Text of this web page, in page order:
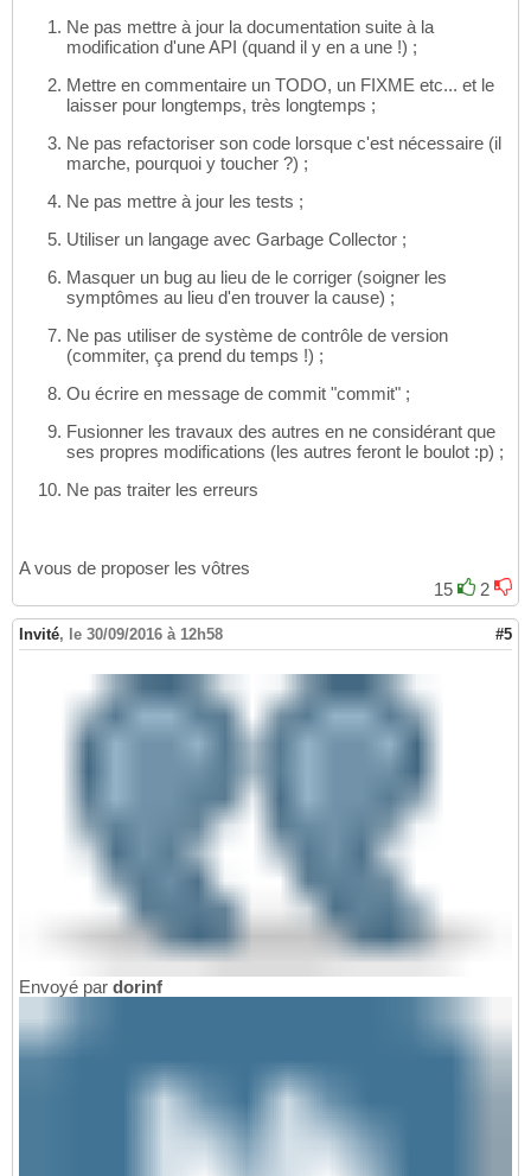
Ne pas mettre à jour la documentation suite à la
modification d'une API (quand il y en a une !) ;
Mettre en commentaire un TODO, un FIXME etc... et le
laisser pour longtemps, très longtemps ;
Ne pas refactoriser son code lorsque c'est nécessaire (il
marche, pourquoi y toucher ?) ;
Ne pas mettre à jour les tests ;
Utiliser un langage avec Garbage Collector ;
Masquer un bug au lieu de le corriger (soigner les
symptômes au lieu d'en trouver la cause) ;
Ne pas utiliser de système de contrôle de version
(commiter, ça prend du temps !) ;
Ou écrire en message de commit "commit" ;
Fusionner les travaux des autres en ne considérant que
ses propres modifications (les autres feront le boulot :p) ;
Ne pas traiter les erreurs
A vous de proposer les vôtres
15
2
Invité, le 30/09/2016 à 12h58 #5
Envoyé par dorinf